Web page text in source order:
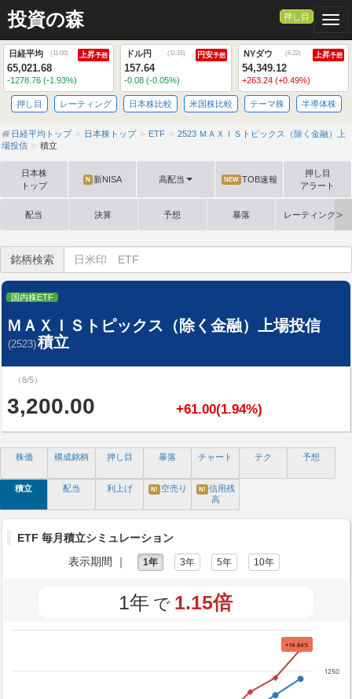
投資の森 押し目
日経平均 (11:00) 上昇予想
65,021.68
-1278.76 (-1.93%)
ドル円 (11:15) 円安予想
157.64
-0.08 (-0.05%)
NYダウ (6:22) 上昇予想
54,349.12
+263.24 (+0.49%)
押し目 レーティング 日本株比較 米国株比較 テーマ株 半導体株
日経平均トップ 日本株トップ ETF
2523 ＭＡＸＩＳトピックス（除く金融）上
場投信
積立
日本株
トップ
N 新NISA 高配当 NEW TOB速報
押し目
アラート
配当 決算 予想 暴落 レーティング格
銘柄検索
国内株ETF
ＭＡＸＩＳトピックス（除く金融）上場投信
(2523)積立
（8/5）
3,200.00 +61.00(1.94%)
株価 構成銘柄 押し目 暴落 チャート テク 予想
積立 配当 利上げ N! 空売り N! 信用残
高
ETF 毎月積立シミュレーション
表示期間 ｜
1年 3年 5年 10年
1年 で 1.15倍
+14.84%
1250